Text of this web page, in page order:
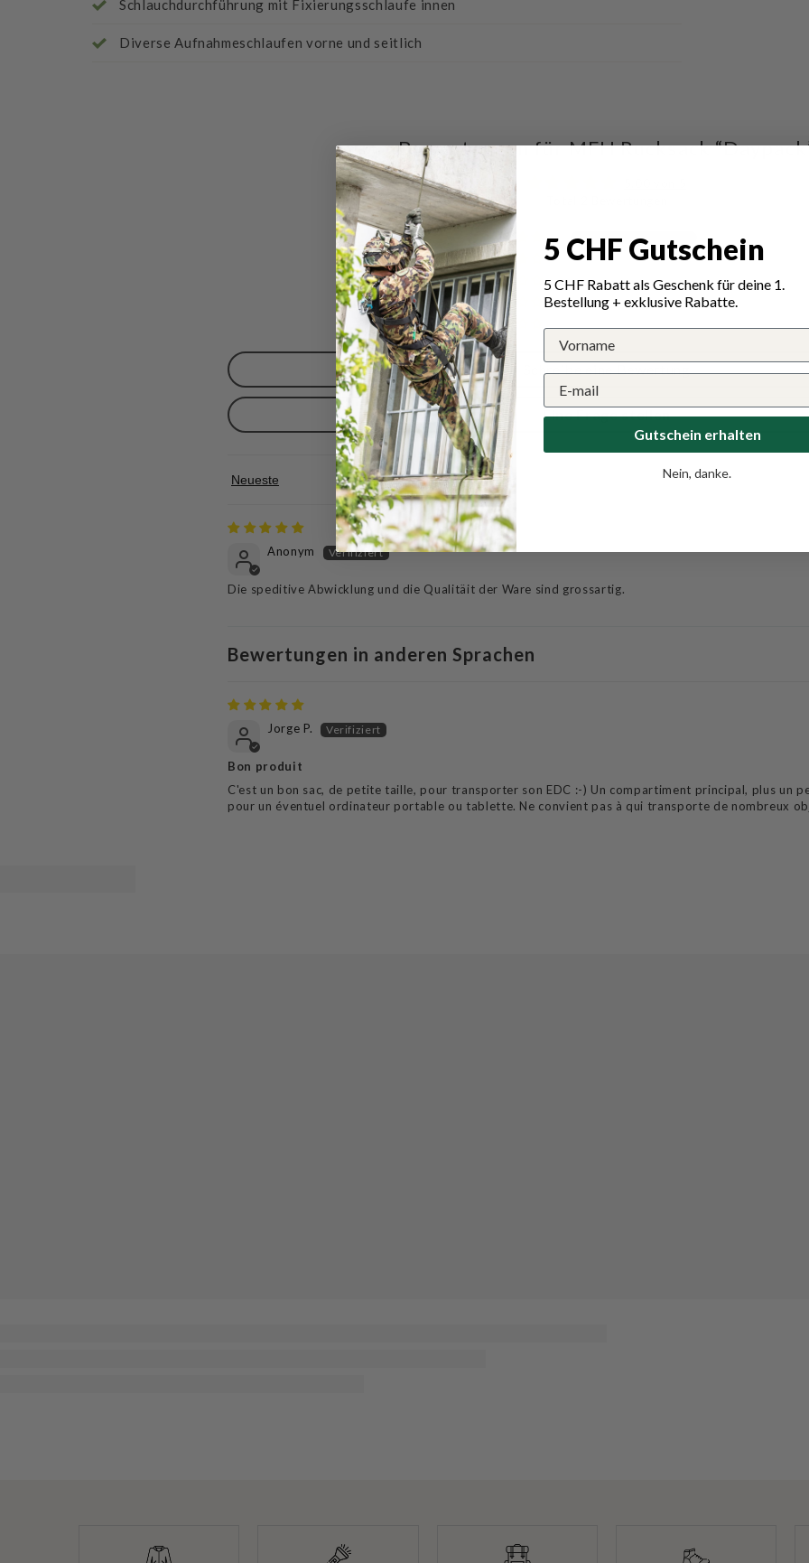
Schlauchdurchführung mit Fixierungsschlaufe innen
Diverse Aufnahmeschlaufen vorne und seitlich
Bewertungen für MFH Rucksack
0
0
0
Eine Frage stellen
Sort by
Anonym
Die speditive Abwicklung und die Qualitäit der Ware sind grossartig.
Bewertungen in anderen Sprachen
Jorge P.
Bon produit
C'est un bon sac, de petite taille, pour transporter son EDC :-) Un compartiment principal, plus un
pour un éventuel ordinateur portable ou tablette. Ne convient pas à qui transporte de nombreux
5 CHF Gutschein
5 CHF Rabatt als Geschenk für deine 1.
Bestellung + exklusive Rabatte.
Gutschein erhalten
Nein, danke.